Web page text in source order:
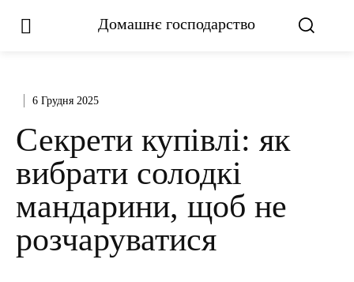
Домашнє господарство
6 Грудня 2025
Секрети купівлі: як
вибрати солодкі
мандарини, щоб не
розчаруватися